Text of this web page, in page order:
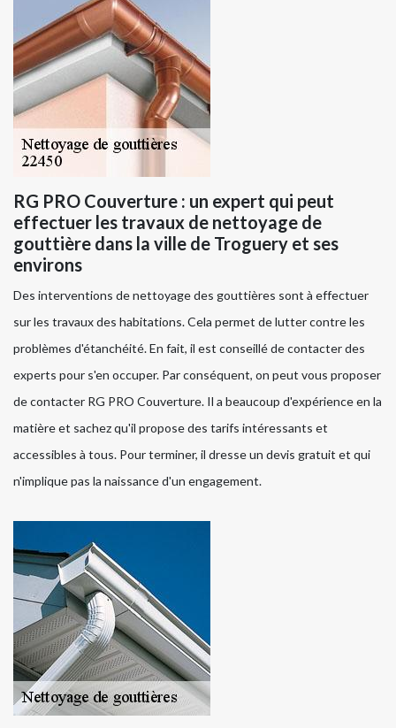
RG PRO Couverture : un expert qui peut
effectuer les travaux de nettoyage de
gouttière dans la ville de Troguery et ses
environs
Des interventions de nettoyage des gouttières sont à effectuer
sur les travaux des habitations. Cela permet de lutter contre les
problèmes d'étanchéité. En fait, il est conseillé de contacter des
experts pour s'en occuper. Par conséquent, on peut vous proposer
de contacter RG PRO Couverture. Il a beaucoup d'expérience en la
matière et sachez qu'il propose des tarifs intéressants et
accessibles à tous. Pour terminer, il dresse un devis gratuit et qui
n'implique pas la naissance d'un engagement.